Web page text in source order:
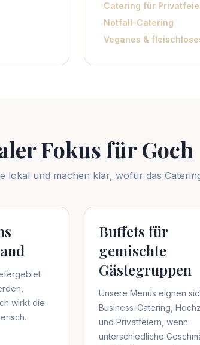
Catering für
Notfall-Catering
Veganes &
Fokus fürGoch
lokal und machen klar, wofür das
wirkt die
Buffets für
gemischte
Gästegruppen
Unsere Menüs eignen
Business-Catering,
und Privatfeiern, wenn
unterschiedliche